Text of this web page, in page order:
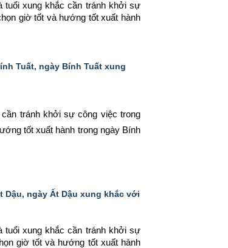
tuổi xung khắc cần tránh khởi sự
giờ tốt và hướng tốt xuất hành
Tuất, ngày Bính Tuất xung
tránh khởi sự công việc trong
tốt xuất hành trong ngày Bính
ngày Ất Dậu xung khắc với
tuổi xung khắc cần tránh khởi sự
giờ tốt và hướng tốt xuất hành